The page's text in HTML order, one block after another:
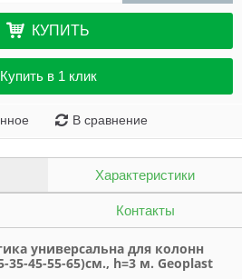
КУПИТЬ
Купить в 1 клик
В сравнение
Характеристики
Контакты
а универсальна для колонн
35-45-55-65)см., h=3 м. Geoplast